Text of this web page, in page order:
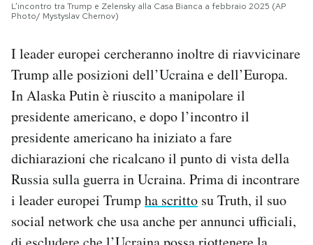
L’incontro tra Trump e Zelensky alla Casa Bianca a febbraio 2025 (AP
Photo/ Mystyslav Chernov)
I leader europei cercheranno inoltre di riavvicinare
Trump alle posizioni dell’Ucraina e dell’Europa.
In Alaska Putin è riuscito a manipolare il
presidente americano, e dopo l’incontro il
presidente americano ha iniziato a fare
dichiarazioni che ricalcano il punto di vista della
Russia sulla guerra in Ucraina. Prima di incontrare
i leader europei Trumpha scritto su Truth, il suo
social network che usa anche per annunci ufficiali,